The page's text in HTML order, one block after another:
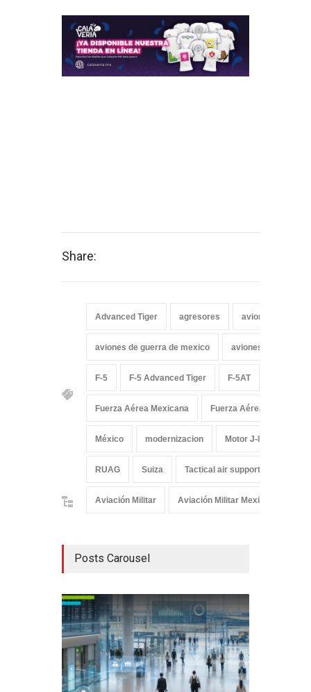
Share:
Advanced Tiger agresores aviones
aviones de guerra de mexico aviones mexicanos
F-5 F-5 Advanced Tiger F-5AT
Fuerza Aérea Mexicana Fuerza Aérea Suiza
México modernizacion Motor J-85
RUAG Suiza Tactical air support
Aviación Militar Aviación Militar Mexicana
Posts Carousel